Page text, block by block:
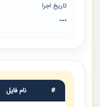
تاریخ اجرا
---
# نام فایل